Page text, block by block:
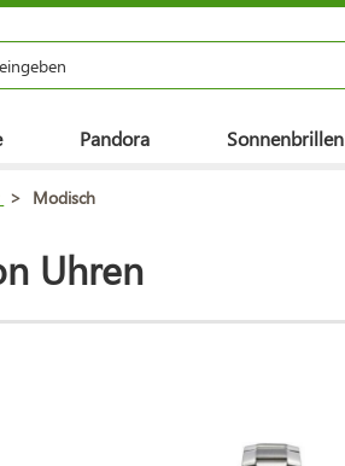
Pandora Sonnenbrillen
> Modisch
Uhren